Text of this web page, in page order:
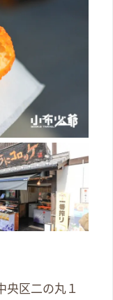
央区二の丸１